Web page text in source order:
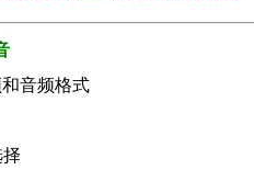
音频格式